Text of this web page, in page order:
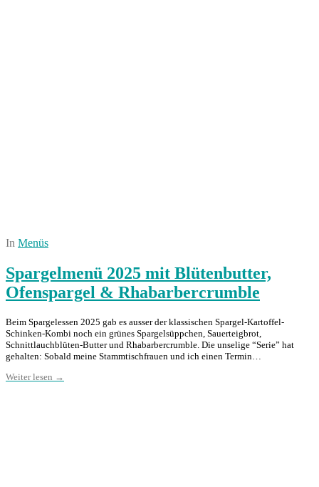
In Menüs
Spargelmenü 2025 mit Blütenbutter,
Ofenspargel & Rhabarbercrumble
Beim Spargelessen 2025 gab es ausser der klassischen Spargel-Kartoffel-
Schinken-Kombi noch ein grünes Spargelsüppchen, Sauerteigbrot,
Schnittlauchblüten-Butter und Rhabarbercrumble. Die unselige “Serie” hat
gehalten: Sobald meine Stammtischfrauen und ich einen Termin…
Weiter lesen →